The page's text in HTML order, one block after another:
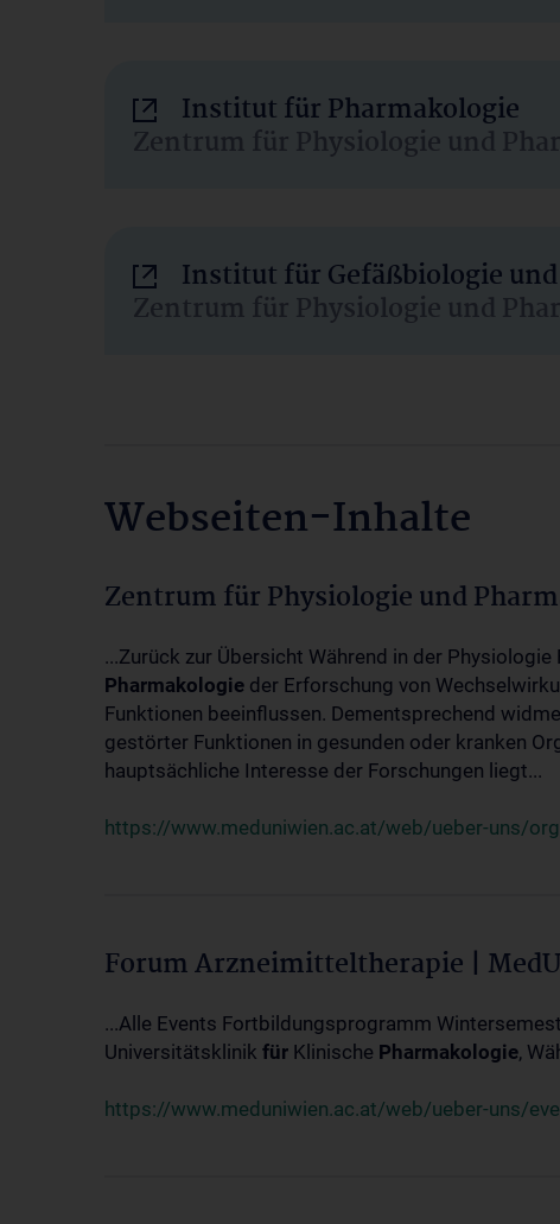
Institut für Pharmakologie
Zentrum für Physiologie und
Institut für Gefäßbiologie
Zentrum für Physiologie und
Webseiten-Inhalte
Zentrum für Physiologie und
...Zurück zur Übersicht Während in der
Pharmakologie der Erforschung von
Funktionen beeinflussen. Dementsprechend
gestörter Funktionen in gesunden oder kranken
hauptsächliche Interesse der Forschungen liegt...
https://www.meduniwien.ac.at/web/ueber-uns/
Forum Arzneimitteltherapie |
...Alle Events Fortbildungsprogramm
Universitätsklinik für Klinische Pharmakologie,
https://www.meduniwien.ac.at/web/ueber-uns/